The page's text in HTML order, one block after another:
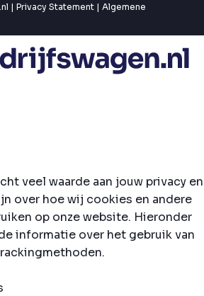
| Privacy Statement | Algemene
veel waarde aan jouw privacy en
over hoe wij cookies en andere
op onze website. Hieronder
informatie over het gebruik van